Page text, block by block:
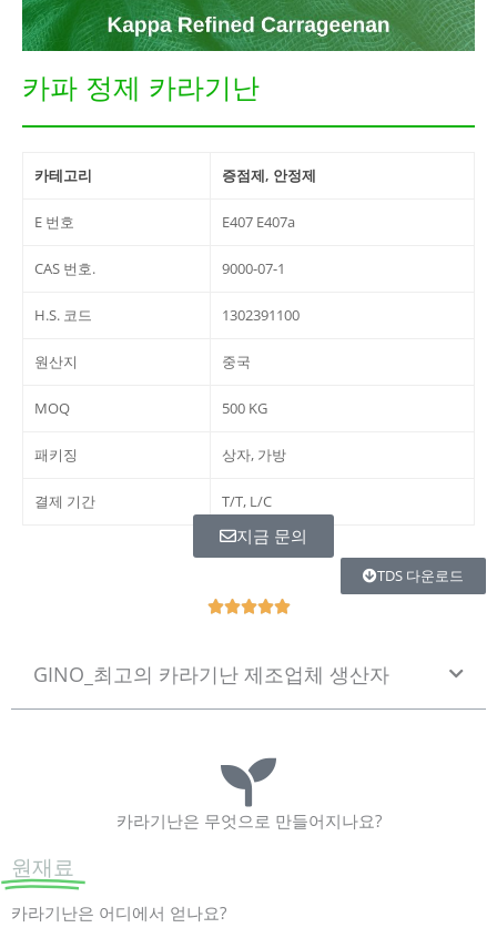
카파 정제 카라기난
카테고리 증점제, 안정제
E 번호 E407 E407a
CAS 번호. 9000-07-1
H.S. 코드 1302391100
원산지 중국
MOQ 500 KG
패키징 상자, 가방
결제 기간 T/T, L/C
지금 문의
TDS 다운로드
W
r
g
GINO_최고의 카라기난 제조업체 생산자
카라기난은 무엇으로 만들어지나요?
원재료
카라기난은 어디에서 얻나요?